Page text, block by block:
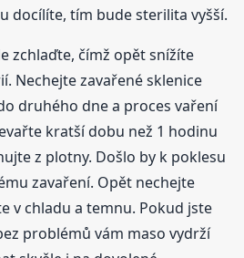
docílíte, tím bude sterilita vyšší.
zchlaďte, čímž opět snížíte
Nechejte zavařené sklenice
druhého dne a proces vaření
kratší dobu než 1 hodinu
z plotny. Došlo by k poklesu
zavaření. Opět nechejte
v chladu a temnu. Pokud jste
problémů vám maso vydrží